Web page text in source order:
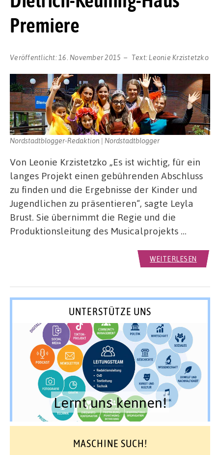
Premiere
Veröffentlicht: 16. November 2015 Text:Leonie Krzistetzko
Nordstadtblogger-Redaktion | Nordstadtblogger
Von Leonie Krzistetzko „Es ist wichtig, für ein
langes Projekt einen gebührenden Abschluss
zu finden und die Ergebnisse der Kinder und
Jugendlichen zu präsentieren“, sagte Leyla
Brust. Sie übernimmt die Regie und die
Produktionsleitung des Musicalprojekts …
WEITERLESEN
UNTERSTÜTZE UNS
Lernt uns kennen!
MASCHINE SUCH!